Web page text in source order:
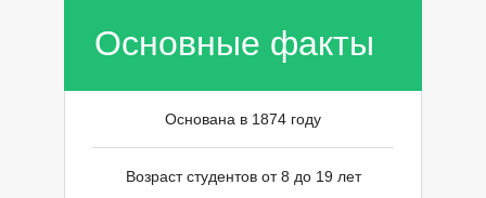
Основные факты
Основана в 1874 году
Возраст студентов от 8 до 19 лет